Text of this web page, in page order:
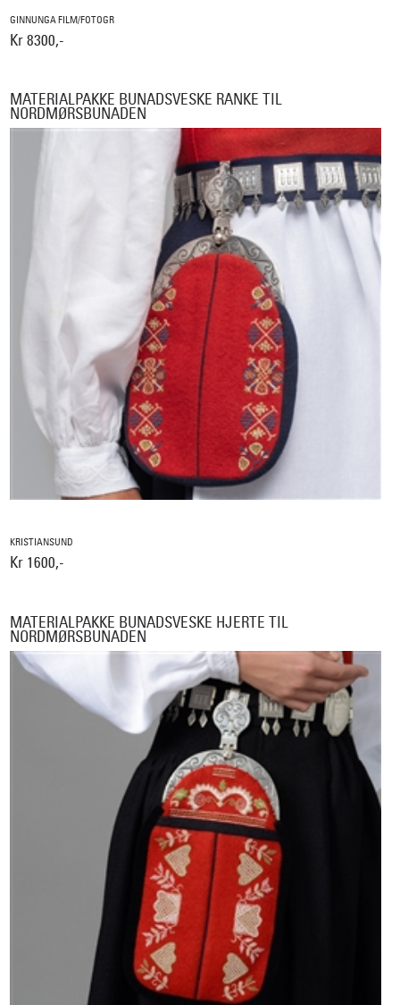
GINNUNGA FILM/FOTOGR
Kr 8300,-
MATERIALPAKKE BUNADSVESKE RANKE TIL
NORDMØRSBUNADEN
KRISTIANSUND
Kr 1600,-
MATERIALPAKKE BUNADSVESKE HJERTE TIL
NORDMØRSBUNADEN